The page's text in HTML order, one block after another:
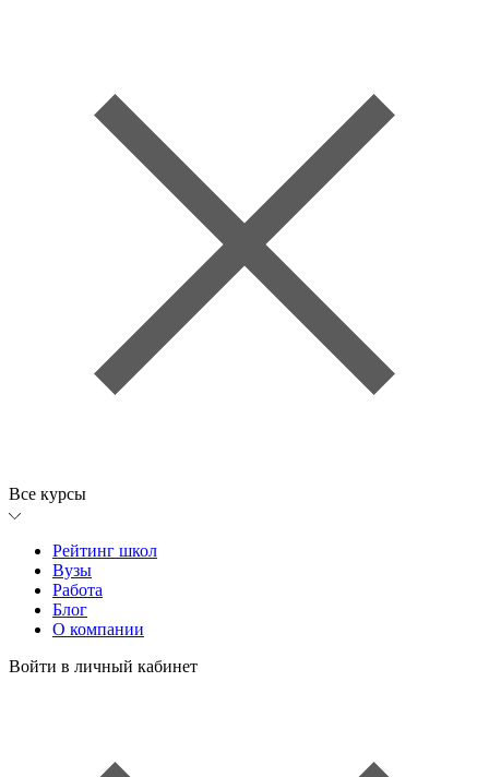
Все курсы
Рейтинг школ
Вузы
Работа
Блог
О компании
Войти в личный кабинет